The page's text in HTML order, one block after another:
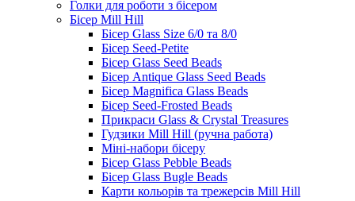
Голки для роботи з бісером
Бісер Mill Hill
Бісер Glass Size 6/0 та 8/0
Бісер Seed-Petite
Бісер Glass Seed Beads
Бісер Antique Glass Seed Beads
Бісер Magnifica Glass Beads
Бісер Seed-Frosted Beads
Прикраси Glass & Crystal Treasures
Гудзики Mill Hill (ручна работа)
Міні-набори бісеру
Бісер Glass Pebble Beads
Бісер Glass Bugle Beads
Карти кольорів та трежерсів Mill Hill